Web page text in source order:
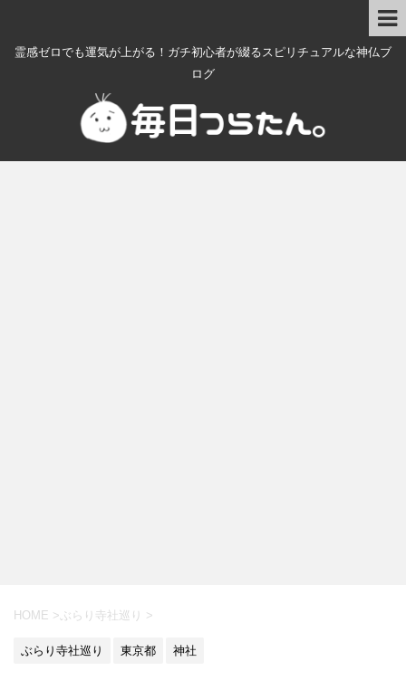
霊感ゼロでも運気が上がる！ガチ初心者が綴るスピリチュアルな神仏ブ
ログ
HOME > ぶらり寺社巡り >
ぶらり寺社巡り 東京都 神社